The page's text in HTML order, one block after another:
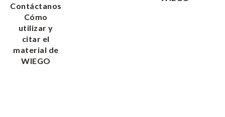
Contáctanos
Cómo
utilizar y
citar el
material de
WIEGO